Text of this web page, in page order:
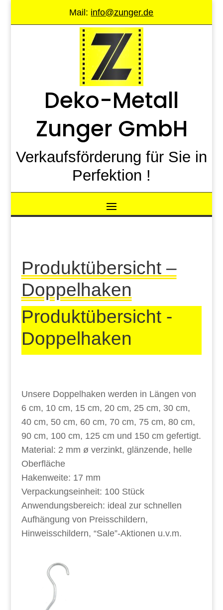
Mail: info@zunger.de
Deko-Metall
Zunger GmbH
Verkaufsförderung für Sie in
Perfektion !
Produktübersicht –
Doppelhaken
Produktübersicht -
Doppelhaken
Unsere Doppelhaken werden in Längen von
6 cm, 10 cm, 15 cm, 20 cm, 25 cm, 30 cm,
40 cm, 50 cm, 60 cm, 70 cm, 75 cm, 80 cm,
90 cm, 100 cm, 125 cm und 150 cm gefertigt.
Material: 2 mm ø verzinkt, glänzende, helle
Oberfläche
Hakenweite: 17 mm
Verpackungseinheit: 100 Stück
Anwendungsbereich: ideal zur schnellen
Aufhängung von Preisschildern,
Hinweisschildern, “Sale”-Aktionen u.v.m.